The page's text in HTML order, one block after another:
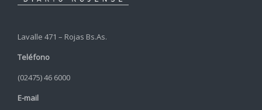
Lavalle 471 – Rojas Bs.As.
Teléfono
(02475) 46 6000
E-mail